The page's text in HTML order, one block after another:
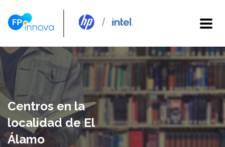
Centros en la
localidad de El
Álamo